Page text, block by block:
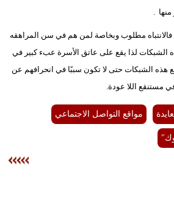
منها .
فالانتباه مطلوب وبخاصة لمن هم في سن المراهقه
الشبكات لذا يقع على عاتق الأسرة عبء كبير في
مع هذه الشبكات حتى لا تكون سببًا في انحرافهم عن
في مستنقع اللا عودة.
مواقع التواصل الاجتماعي